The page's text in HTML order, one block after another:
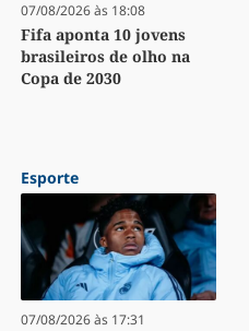
07/08/2026 às 18:08
Fifa aponta 10 jovens
brasileiros de olho na
Copa de 2030
Esporte
07/08/2026 às 17:31